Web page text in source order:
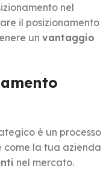
nel
il posizionamento
un vantaggio
è un processo
come la tua azienda
nel mercato.